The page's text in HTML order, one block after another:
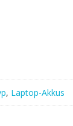
, Laptop-Akkus